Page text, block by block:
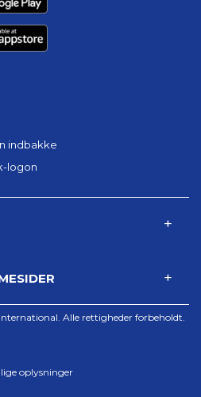
indbakke
logon
Alle rettigheder forbeholdt.
oplysninger